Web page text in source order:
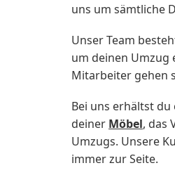
uns um sämtliche
Unser Team
um deinen Umzug
Mitarbeiter gehen
Bei uns erhältst
deiner Möbel, das
Umzugs. Unsere
immer zur Seite.